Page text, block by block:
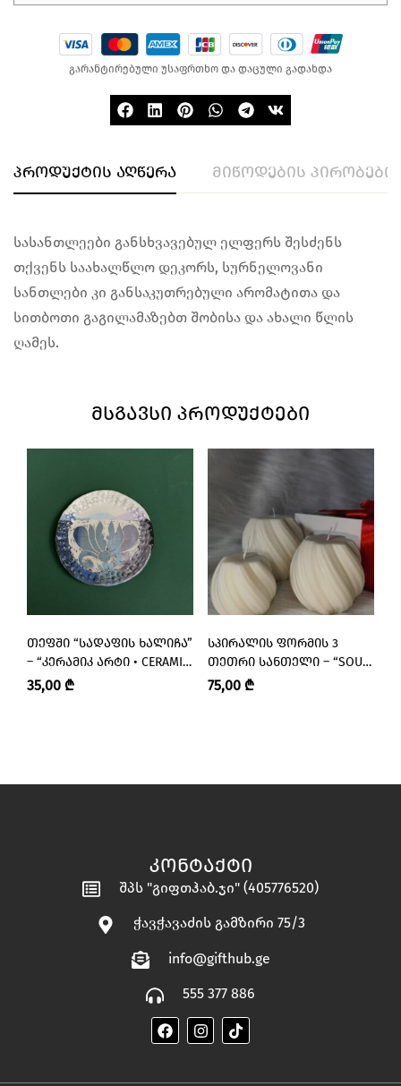
გარანტირებული უსაფრთხო და დაცული გადახდა
პროდუქტის აღწერა მიწოდების პირობები
სასანთლეები განსხვავებულ ელფერს შესძენს
თქვენს საახალწლო დეკორს, სურნელოვანი
სანთლები კი განსაკუთრებული არომატითა და
სითბოთი გაგილამაზებთ შობისა და ახალი წლის
ღამეს.
ᲛᲡᲒᲐᲕᲡᲘ ᲞᲠᲝᲓᲣᲥᲢᲔᲑᲘ
ᲗᲔᲤᲨᲘ “ᲡᲐᲓᲐᲤᲘᲡ ᲮᲐᲚᲘᲩᲐ”
– “ᲙᲔᲠᲐᲛᲘᲙ ᲐᲠᲢᲘ • CERAMIC
ART”
35,00 ₾
ᲡᲞᲘᲠᲐᲚᲘᲡ ᲤᲝᲠᲛᲘᲡ 3
ᲗᲔᲗᲠᲘ ᲡᲐᲜᲗᲔᲚᲘ – “SOUL
FLAME • ᲮᲔᲚᲜᲐᲙᲔᲗᲘ
75,00 ₾
ᲙᲝᲜᲢᲐᲥᲢᲘ
შპს "გიფთჰაბ.ჯი" (405776520)
ჭავჭავაძის გამზირი 75/3
info@gifthub.ge
555 377 886